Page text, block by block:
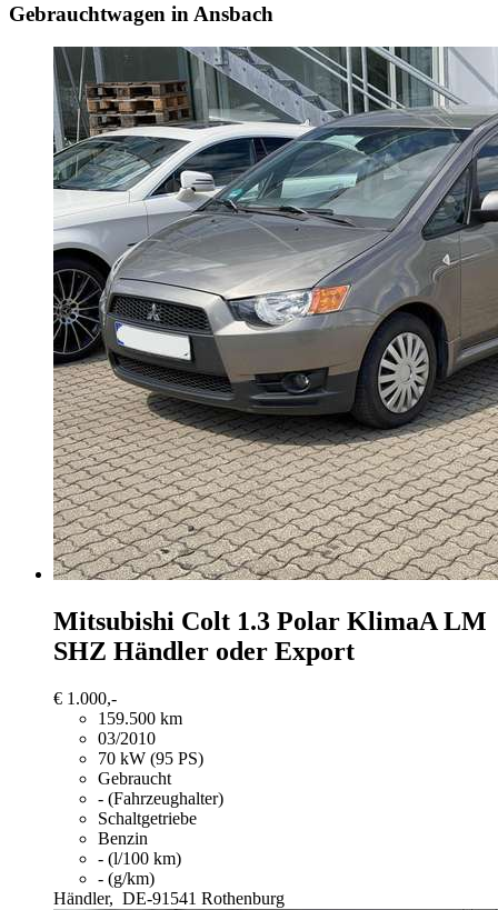
Gebrauchtwagen in Ansbach
Mitsubishi Colt 1.3 Polar KlimaA LM
SHZ Händler oder Export
€ 1.000,-
159.500 km
03/2010
70 kW (95 PS)
Gebraucht
- (Fahrzeughalter)
Schaltgetriebe
Benzin
- (l/100 km)
- (g/km)
Händler, DE-91541 Rothenburg